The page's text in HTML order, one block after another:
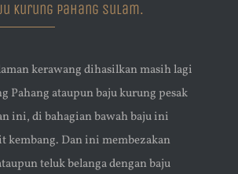
Kurung Pahang Sulam.
kerawang dihasilkan masih lagi
Pahang ataupun baju kurung pesak
ini, di bahagian bawah baju ini
kembang. Dan ini membezakan
teluk belanga dengan baju